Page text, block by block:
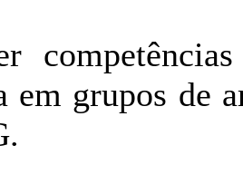
em grupos de